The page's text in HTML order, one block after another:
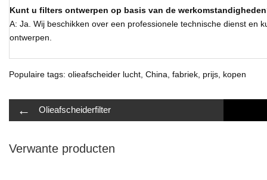
Kunt u filters ontwerpen op basis van de
A: Ja. Wij beschikken over een professionele technische dienst en
ontwerpen.
Populaire tags: olieafscheider lucht, China, fabriek, prijs, kopen
← Olieafscheiderfilter
Verwante producten